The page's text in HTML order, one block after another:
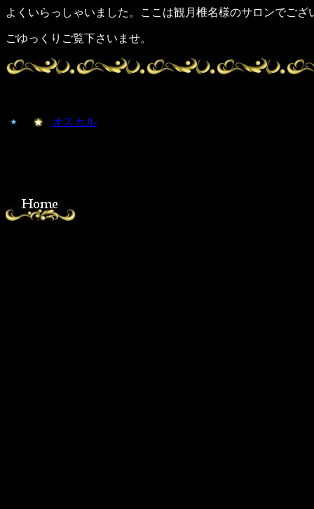
よくいらっしゃいました。ここは観月椎名様のサロンでござ
ごゆっくりご覧下さいませ。
オスカル